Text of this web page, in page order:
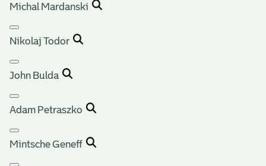
Michal Mardanski
Nikolaj Todor
John Bulda
Adam Petraszko
Mintsche Geneff